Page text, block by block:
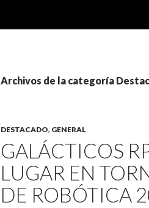
Archivos de la categoría
DESTACADO, GENERAL
GALÁCTICOS
LUGAR EN
DE ROBÓTICA